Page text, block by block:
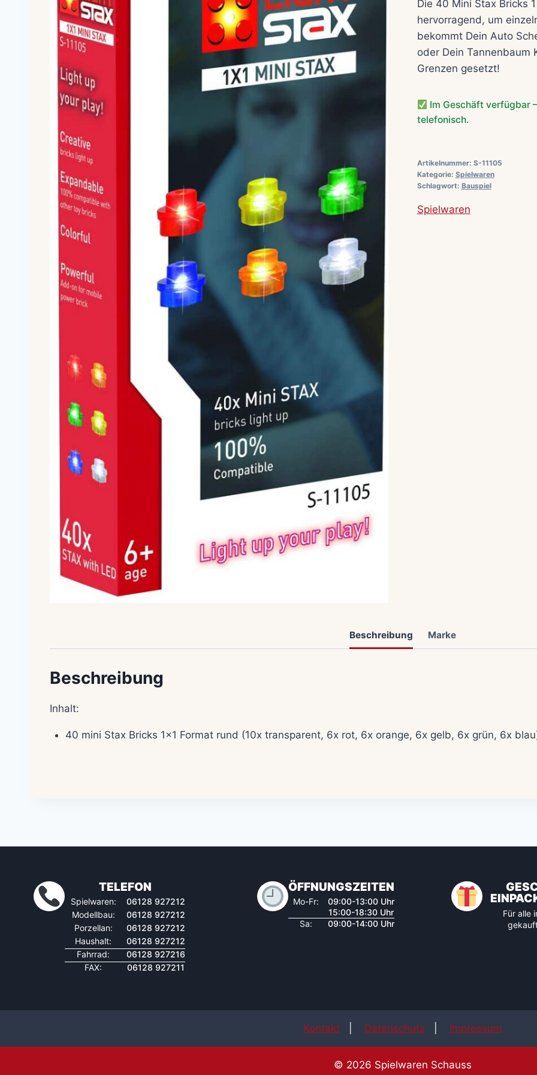
Die 40 Mini Stax Bricks
hervorragend, um
bekommt Dein Auto
oder Dein Tannenbaum
Grenzen gesetzt!
Im Geschäft verfügbar
telefonisch.
Artikelnummer: S-11105
Kategorie: Spielwaren
Schlagwort: Bauspiel
Spielwaren
Beschreibung Marke
Beschreibung
Inhalt:
40 mini Stax Bricks 1×1 Format rund (10x transparent, 6x rot, 6x orange, 6x gelb, 6x grün, 6x
TELEFON
Spielwaren:
06128 927212
Modellbau:
06128 927212
Porzellan:
06128 927212
Haushalt:
06128 927212
Fahrrad:
06128 927216
FAX:
06128 927211
ÖFFNUNGSZEITEN
Mo-Fr:
09:00-13:00 Uhr
15:00-18:30 Uhr
Sa:
09:00-14:00 Uhr
Für alle
Kontakt Datenschutz Impressum
© 2026 Spielwaren Schauss